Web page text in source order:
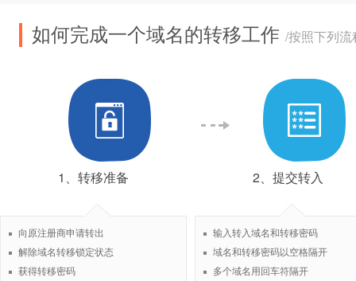
如何完成一个域名的转移工作 /按照下列
1、转移准备
向原注册商申请转出
解除域名转移锁定状态
获得转移密码
2、提交转入
输入转入域名和转移密码
域名和转移密码以空格隔开
多个域名用回车符隔开